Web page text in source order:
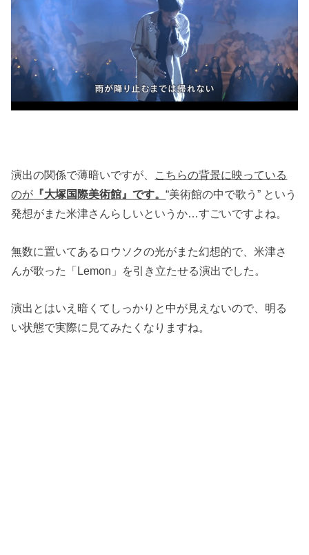
演出の関係で薄暗いですが、 こちらの背景に映っている
のが 『大塚国際美術館』です。“美術館の中で歌う” という
発想がまた米津さんらしいというか…すごいですよね。
無数に置いてあるロウソクの光がまた幻想的で、米津さ
んが歌った「Lemon」を引き立たせる演出でした。
演出とはいえ暗くてしっかりと中が見えないので、明る
い状態で実際に見てみたくなりますね。